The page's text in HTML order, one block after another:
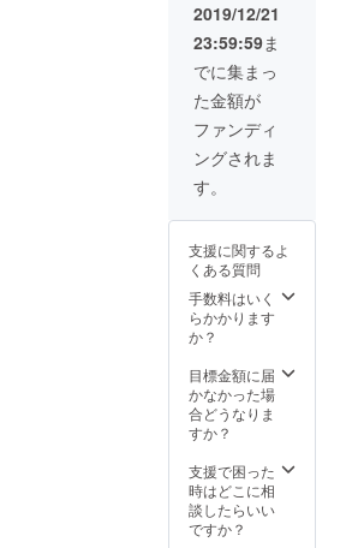
2019/12/21
23:59:59ま
でに集まっ
た金額が
ファンディ
ングされま
す。
支援に関するよ
くある質問
手数料はいく
らかかります
か？
目標金額に届
かなかった場
合どうなりま
すか？
支援で困った
時はどこに相
談したらいい
ですか？